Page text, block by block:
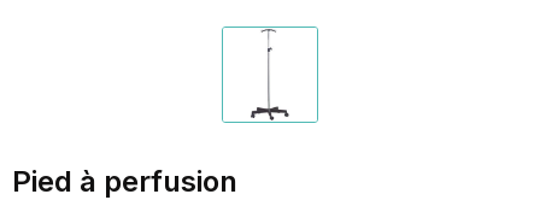
Pied à perfusion